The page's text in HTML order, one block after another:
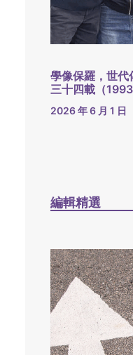
學像保羅，世代
三十四載（
2026 年 6 月 1 日
編輯精選